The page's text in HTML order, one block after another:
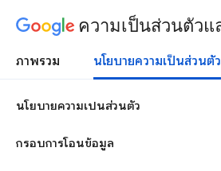
ความเป็นส่วนตัว
ภาพรวม นโยบายความเป็นส่วนตัว
นโยบายความเป็นส่วนตัว
กรอบการโอนข้อมูล